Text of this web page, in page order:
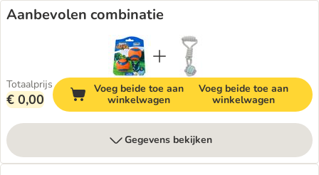
Aanbevolen combinatie
Totaalprijs
€ 0,00
Voeg beide toe aan
winkelwagen
Voeg beide toe aan
winkelwagen
Gegevens bekijken